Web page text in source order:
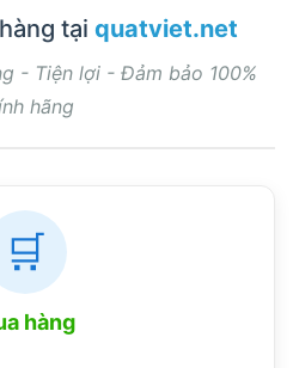
tại quatviet.net
- Tiện lợi - Đảm bảo 100%
hãng
🛒
hàng